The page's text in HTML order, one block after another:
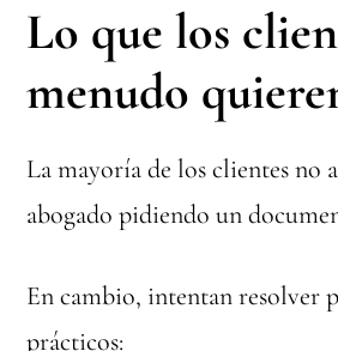
Lo que los
menudo
La mayoría de los clientes no
abogado pidiendo un
En cambio, intentan resolver
prácticos: